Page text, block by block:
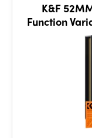
K&F
Function